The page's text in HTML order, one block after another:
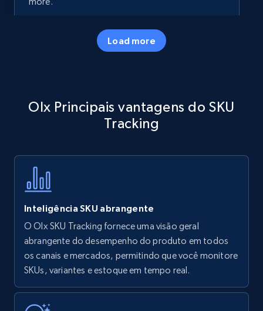
5.7K+ Comece agora
specific keywords
Title, Seller name, Brand, Description, Initial
Amazon products - find products by using
upc numbers
Title, Seller name, Brand, Description, Initial
price, Currency, Availability, Reviews count, and
Load more
Olx Principais vantagens do SKU
Tracking
Inteligência SKU abrangente
O Olx SKU Tracking fornece uma visão geral
abrangente do desempenho do produto em todos
os canais e mercados, permitindo que você monitore
SKUs, variantes e estoque em tempo real.